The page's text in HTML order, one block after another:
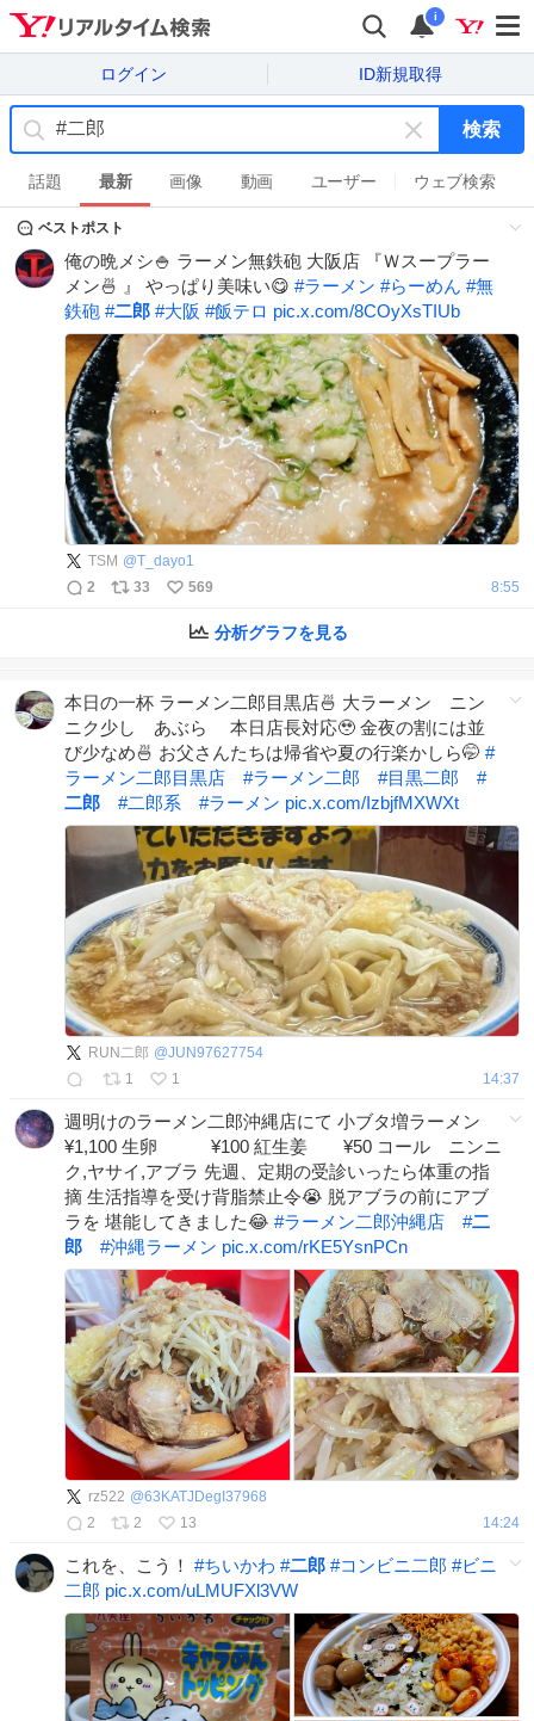
i
ログイン ID新規取得
キ
ー
ワ
ド
を
消
す
検索
話題 最新 画像 動画 ユーザー ウェブ検索
ベストポスト
俺の晩メシ🍚 ラーメン無鉄砲 大阪店 『Ｗスープラー
メン🍜 』 やっぱり美味い😋 #ラーメン #らーめん #無
鉄砲 #二郎 #大阪 #飯テロ pic.x.com/8COyXsTIUb
TSM @T_dayo1
2
33 569 8:55
分析グラフを見る
本日の一杯 ラーメン二郎目黒店🍜 大ラーメン ニン
ニク少し あぶら 本日店長対応🥹 金夜の割には並
び少なめ🍜 お父さんたちは帰省や夏の行楽かしら🤭 #
ラーメン二郎目黒店
#ラーメン二郎 #目黒二郎
#
二郎
#二郎系 #ラーメン pic.x.com/IzbjfMXWXt
RUN二郎 @JUN97627754
1
1 14:37
週明けのラーメン二郎沖縄店にて 小ブタ増ラーメン
¥1,100 生卵 ¥100 紅生姜 ¥50 コール ニンニ
ク,ヤサイ,アブラ 先週、定期の受診いったら体重の指
摘 生活指導を受け背脂禁止令😭 脱アブラの前にアブ
ラを 堪能してきました😂 #ラーメン二郎沖縄店 #二
郎
#沖縄ラーメン pic.x.com/rKE5YsnPCn
rz522 @63KATJDegI37968
2
2 13 14:24
これを、こう！ #ちいかわ #二郎 #コンビニ二郎 #ビニ
二郎 pic.x.com/uLMUFXl3VW